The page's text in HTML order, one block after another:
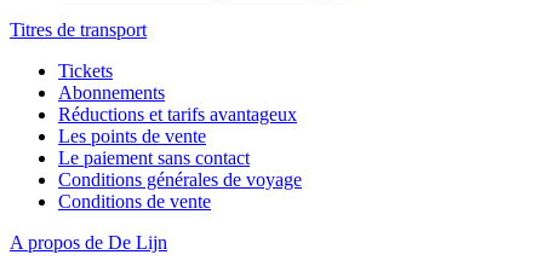
Titres de transport
Tickets
Abonnements
Réductions et tarifs avantageux
Les points de vente
Le paiement sans contact
Conditions générales de voyage
Conditions de vente
A propos de De Lijn